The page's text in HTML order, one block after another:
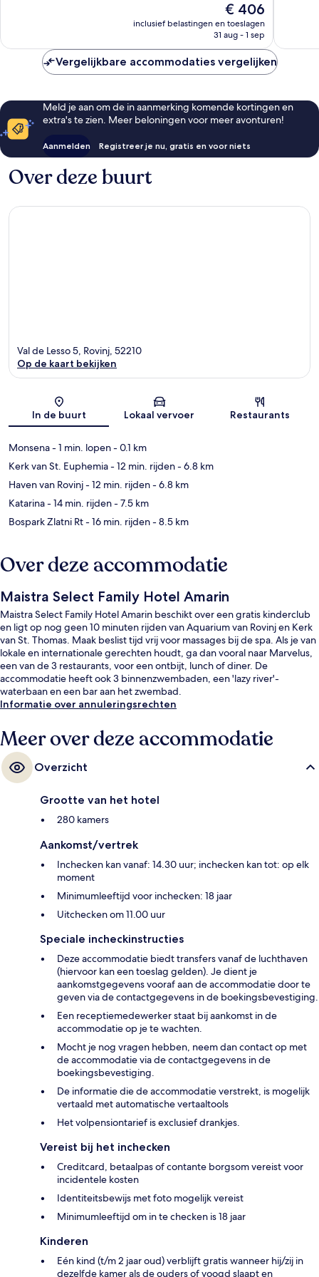
De
prijs
is
€ 406
inclusief belastingen en toeslagen
31 aug - 1 sep
Vergelijkbare accommodaties vergelijken
Meld je aan om de in aanmerking komende kortingen en
extra's te zien. Meer beloningen voor meer avonturen!
Aanmelden Registreer je nu, gratis en voor niets
Over deze buurt
Kaart
Val de Lesso 5, Rovinj, 52210
Op de kaart bekijken
In de buurt Lokaal vervoer Restaurants
Monsena- 1 min. lopen- 0.1 km
Kerk van St. Euphemia- 12 min. rijden- 6.8 km
Haven van Rovinj- 12 min. rijden- 6.8 km
Katarina- 14 min. rijden- 7.5 km
Bospark Zlatni Rt- 16 min. rijden- 8.5 km
Over deze accommodatie
Maistra Select Family Hotel Amarin
Maistra Select Family Hotel Amarin beschikt over een gratis kinderclub
en ligt op nog geen 10 minuten rijden van Aquarium van Rovinj en Kerk
van St. Thomas. Maak beslist tijd vrij voor massages bij de spa. Als je van
lokale en internationale gerechten houdt, ga dan vooral naar Marvelus,
een van de 3 restaurants, voor een ontbijt, lunch of diner. De
accommodatie heeft ook 3 binnenzwembaden, een 'lazy river'-
waterbaan en een bar aan het zwembad.
Informatie over annuleringsrechten
Meer over deze accommodatie
Overzicht
Grootte van het hotel
280 kamers
Aankomst/vertrek
Inchecken kan vanaf: 14.30 uur; inchecken kan tot: op elk
moment
Minimumleeftijd voor inchecken: 18 jaar
Uitchecken om 11.00 uur
Speciale incheckinstructies
Deze accommodatie biedt transfers vanaf de luchthaven
(hiervoor kan een toeslag gelden). Je dient je
aankomstgegevens vooraf aan de accommodatie door te
geven via de contactgegevens in de boekingsbevestiging.
Een receptiemedewerker staat bij aankomst in de
accommodatie op je te wachten.
Mocht je nog vragen hebben, neem dan contact op met
de accommodatie via de contactgegevens in de
boekingsbevestiging.
De informatie die de accommodatie verstrekt, is mogelijk
vertaald met automatische vertaaltools
Het volpensiontarief is exclusief drankjes.
Vereist bij het inchecken
Creditcard, betaalpas of contante borgsom vereist voor
incidentele kosten
Identiteitsbewijs met foto mogelijk vereist
Minimumleeftijd om in te checken is 18 jaar
Kinderen
Eén kind (t/m 2 jaar oud) verblijft gratis wanneer hij/zij in
dezelfde kamer als de ouders of voogd slaapt en